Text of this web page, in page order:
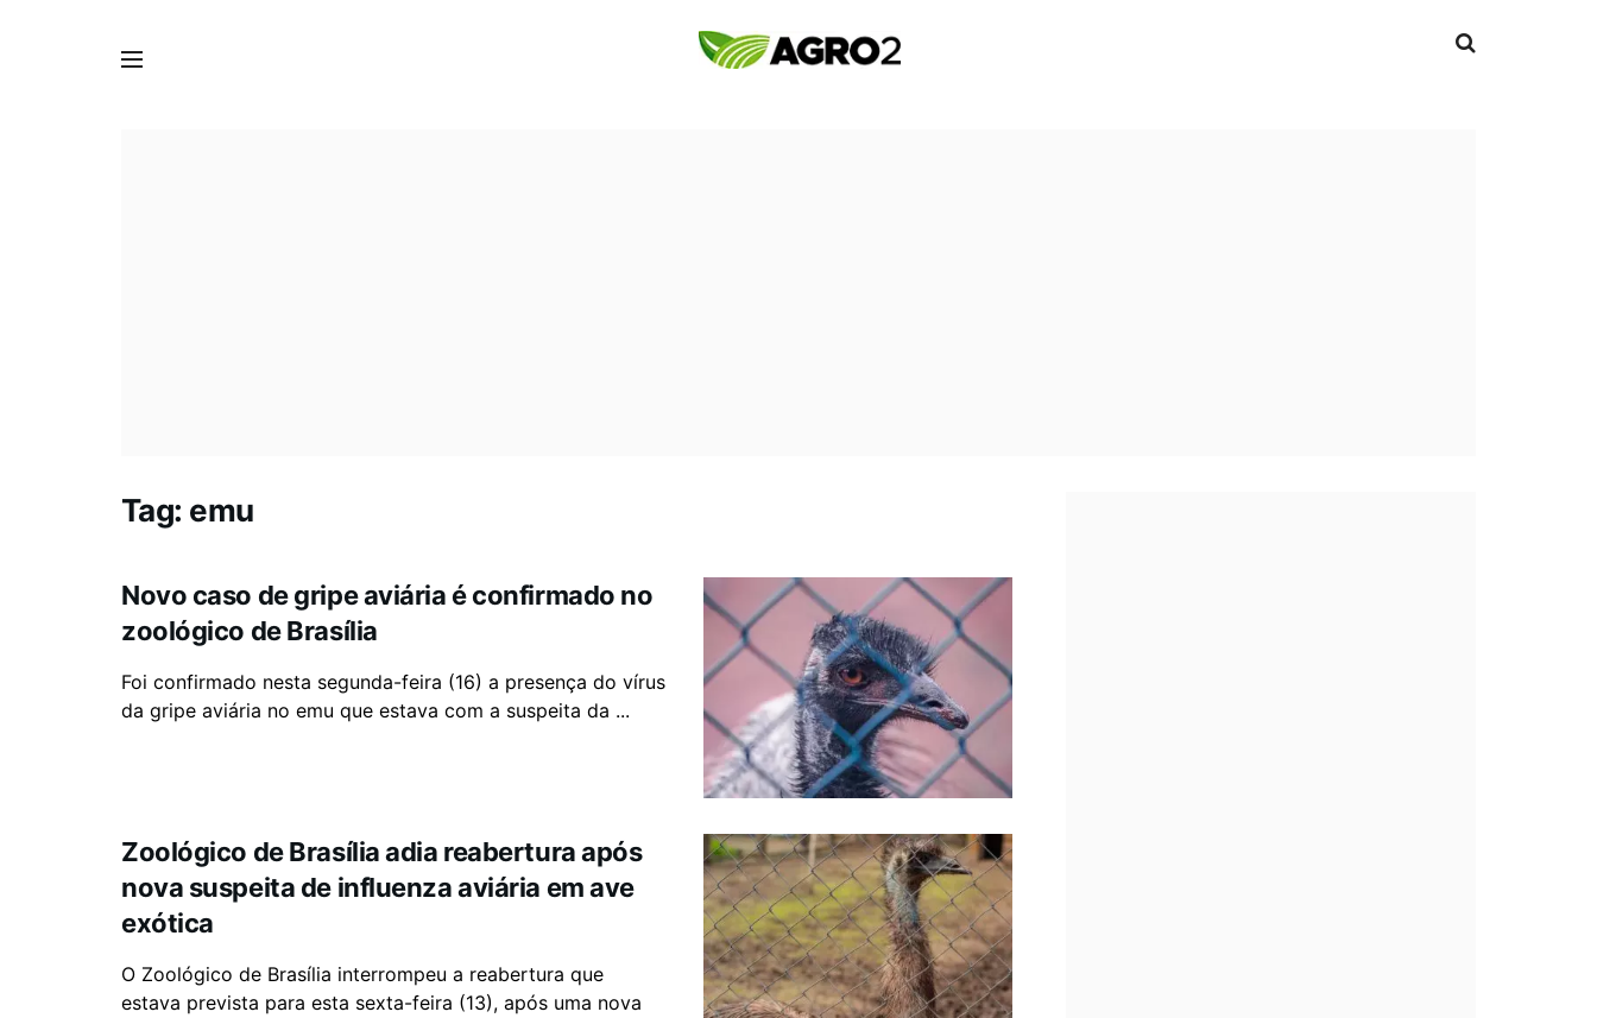
Tag: emu
Novo caso de gripe aviária é confirmado no
zoológico de Brasília
Foi confirmado nesta segunda-feira (16) a presença do vírus
da gripe aviária no emu que estava com a suspeita da ...
Zoológico de Brasília adia reabertura após
nova suspeita de influenza aviária em ave
exótica
O Zoológico de Brasília interrompeu a reabertura que
estava prevista para esta sexta-feira (13), após uma nova